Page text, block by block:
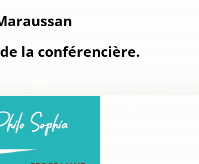
la conférencière.